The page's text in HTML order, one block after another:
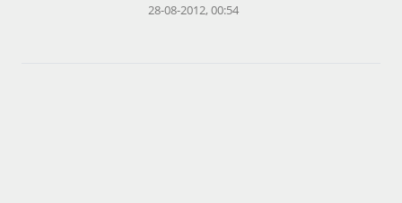
28-08-2012, 00:54